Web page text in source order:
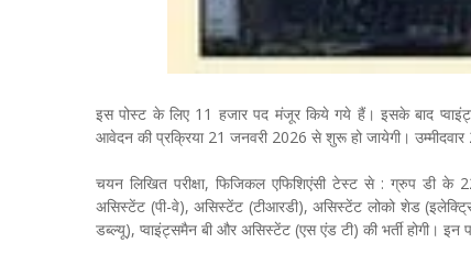
इस पोस्ट के लिए 11 हजार पद मंजूर किये गये हैं। इसके बाद
आवेदन की प्रक्रिया 21 जनवरी 2026 से शुरू हो जायेगी।
चयन लिखित परीक्षा, फिजिकल एफिशिएंसी टेस्ट से : ग्रुप डी
असिस्टेंट (पी-वे), असिस्टेंट (टीआरडी), असिस्टेंट लोको शेड
डब्ल्यू), प्वाइंट्समैन बी और असिस्टेंट (एस एंड टी) की भर्ती होगी। इन